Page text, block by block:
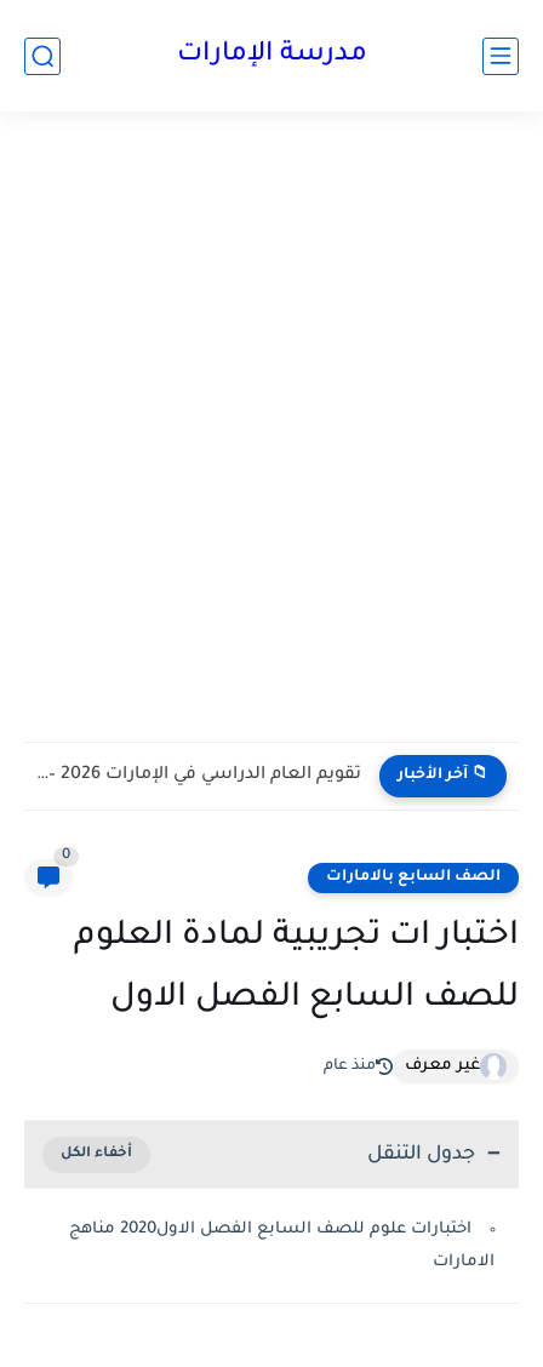
مدرسة الإمارات
📁 آخر الأخبار تقويم العام الدراسي في الإمارات 2026 – 2027 - مواعيد...
الصف السابع بالامارات
0
اختبار ات تجريبية لمادة العلوم
للصف السابع الفصل الاول
غير معرف منذ عام
جدول التنقل
اختبارات علوم للصف السابع الفصل الاول2020 مناهج
الامارات